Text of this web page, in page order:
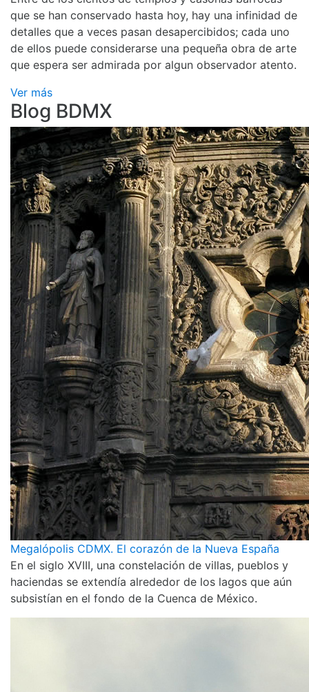
que se han conservado hasta hoy, hay una infinidad de
detalles que a veces pasan desapercibidos; cada uno
de ellos puede considerarse una pequeña obra de arte
que espera ser admirada por algun observador atento.
Ver más
Blog BDMX
Megalópolis CDMX. El corazón de la Nueva España
En el siglo XVIII, una constelación de villas, pueblos y
haciendas se extendía alrededor de los lagos que aún
subsistían en el fondo de la Cuenca de México.